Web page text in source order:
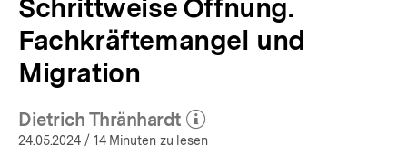
Schrittweise Öffnung.
Fachkräftemangel und
Migration
Dietrich Thränhardt
(Mehr zum Autor)
öffnen
24.05.2024 / 14 Minuten zu lesen